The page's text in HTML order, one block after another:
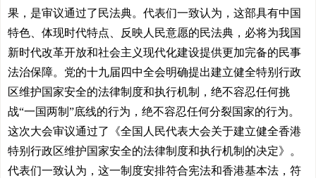
果，是审议通过了民法典。代表们一致认为，这部具有中国
特色、体现时代特点、反映人民意愿的民法典，必将为我国
新时代改革开放和社会主义现代化建设提供更加完备的民事
法治保障。党的十九届四中全会明确提出建立健全特别行政
区维护国家安全的法律制度和执行机制，绝不容忍任何挑
战“一国两制”底线的行为，绝不容忍任何分裂国家的行为。
这次大会审议通过了《全国人民代表大会关于建立健全香港
特别行政区维护国家安全的法律制度和执行机制的决定》。
代表们一致认为，这一制度安排符合宪法和香港基本法，符